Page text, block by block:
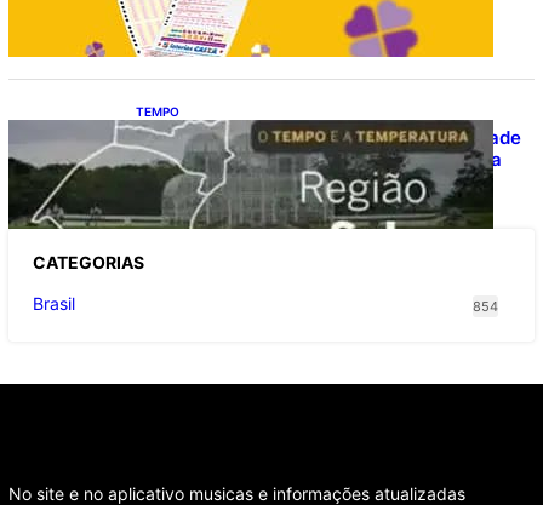
TEMPO
O TEMPO E A TEMPERATURA: Instabilidade
avança e provoca temporais no Sul nesta
quinta-feira
CATEGORIAS
Brasil
854
No site e no aplicativo musicas e informações atualizadas